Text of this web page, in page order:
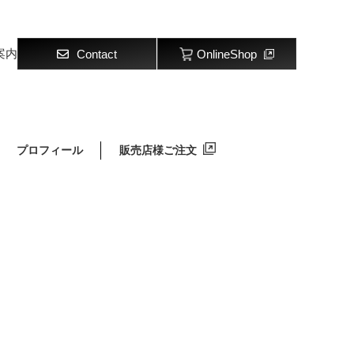
内 Contact OnlineShop
プロフィール 販売店様ご注文